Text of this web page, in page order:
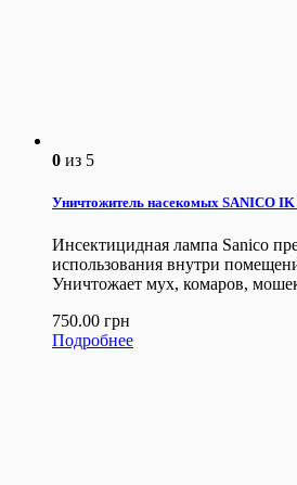
0 из 5
Уничтожитель насекомых SANICO
Инсектицидная лампа Sanico
использования внутри
Уничтожает мух, комаров,
750.00 грн
Подробнее